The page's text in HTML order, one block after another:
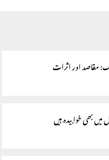
مقاصد اور اثرات
بھی خوابیدہ ہیں